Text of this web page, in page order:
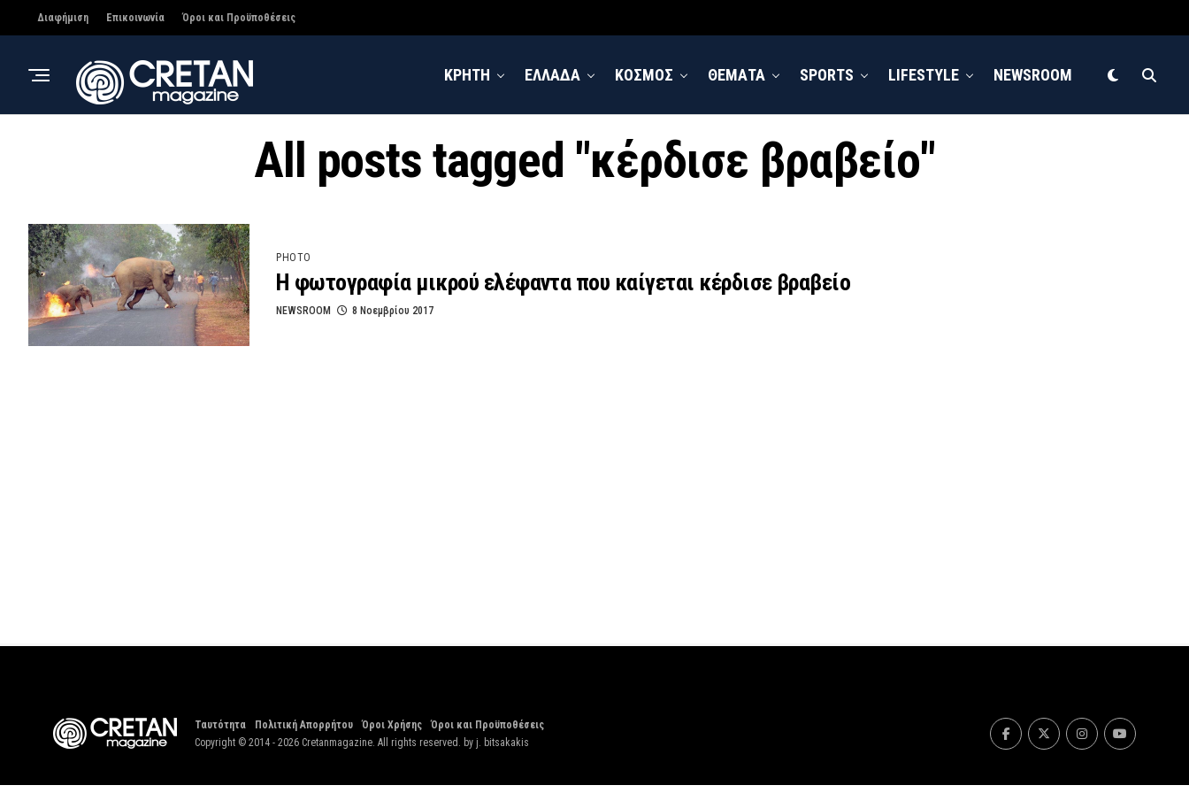
Διαφήμιση Επικοινωνία Όροι και Προϋποθέσεις
ΚΡΗΤΗ ΕΛΛΑΔΑ ΚΟΣΜΟΣ ΘΕΜΑΤΑ SPORTS LIFESTYLE NEWSROOM
All posts tagged "κέρδισε βραβείο"
PHOTO
Η φωτογραφία μικρού ελέφαντα που καίγεται κέρδισε βραβείο
NEWSROOM 8 Νοεμβρίου 2017
Ταυτότητα Πολιτική Απορρήτου Όροι Χρήσης
Όροι και Προϋποθέσεις
Copyright © 2014 - 2026 Cretanmagazine. All rights reserved. by j. bitsakakis